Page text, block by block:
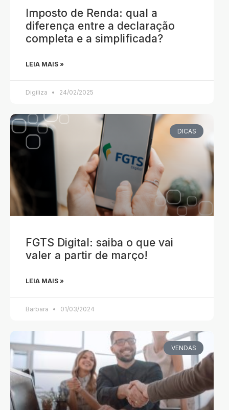
Imposto de Renda: qual a
diferença entre a declaração
completa e a simplificada?
LEIA MAIS »
Digiliza 24/02/2025
DICAS
FGTS Digital: saiba o que vai
valer a partir de março!
LEIA MAIS »
Barbara 01/03/2024
VENDAS